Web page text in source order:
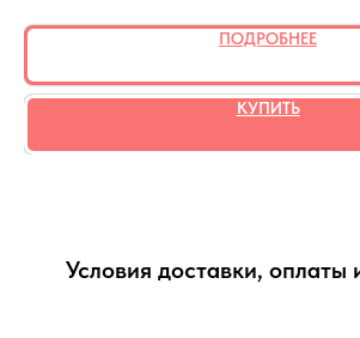
ПОДРОБНЕЕ
КУПИТЬ
Условия доставки, оплаты